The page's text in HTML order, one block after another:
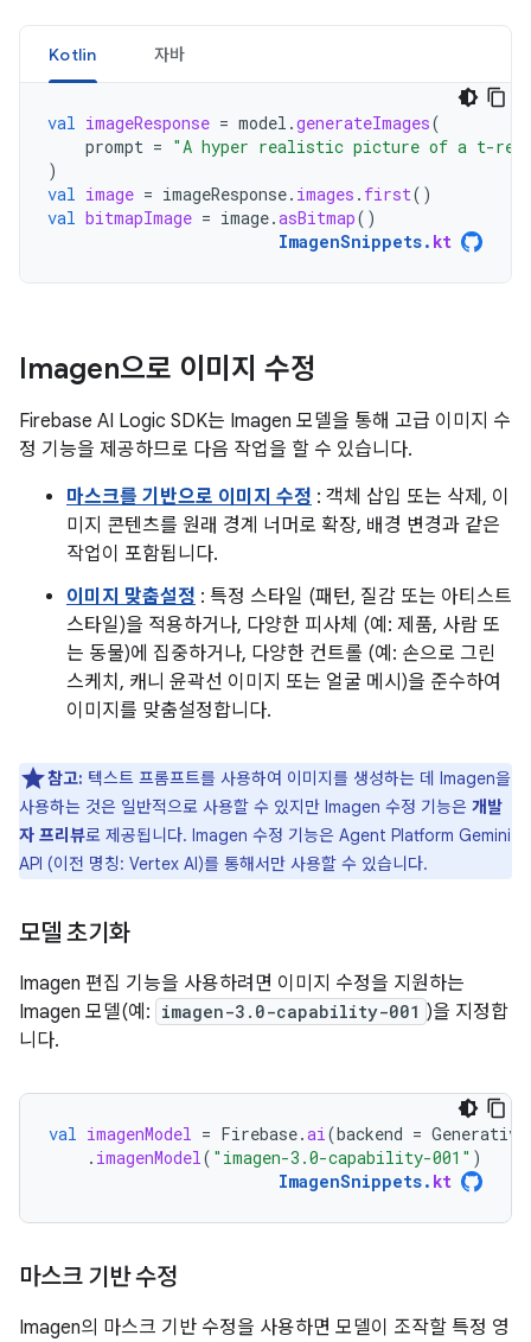
Kotlin 자바
val imageResponse = model .generateImages(
prompt = "A hyper realistic picture of a t-rex
)
val image = imageResponse. images . first()
val bitmapImage = image.asBitmap()
ImagenSnippets. kt
Imagen으로 이미지 수정
Firebase AI Logic SDK는 Imagen 모델을 통해 고급 이미지 수
정 기능을 제공하므로 다음 작업을 할 수 있습니다.
마스크를 기반으로 이미지 수정 : 객체 삽입 또는 삭제, 이
미지 콘텐츠를 원래 경계 너머로 확장, 배경 변경과 같은
작업이 포함됩니다.
이미지 맞춤설정 : 특정 스타일 (패턴, 질감 또는 아티스트
스타일)을 적용하거나, 다양한 피사체 (예: 제품, 사람 또
는 동물)에 집중하거나, 다양한 컨트롤 (예: 손으로 그린
스케치, 캐니 윤곽선 이미지 또는 얼굴 메시)을 준수하여
이미지를 맞춤설정합니다.
참고: 텍스트 프롬프트를 사용하여 이미지를 생성하는 데 Imagen을
사용하는 것은 일반적으로 사용할 수 있지만 Imagen 수정 기능은 개발
자 프리뷰로 제공됩니다. Imagen 수정 기능은 Agent Platform Gemini
API (이전 명칭: Vertex AI)를 통해서만 사용할 수 있습니다.
모델 초기화
Imagen 편집 기능을 사용하려면 이미지 수정을 지원하는
Imagen 모델(예: imagen-3.0-capability-001 )을 지정합
니다.
val imagenModel = Firebase.ai(backend =
. imagenModel( "imagen-3.0-capability-001" )
ImagenSnippets. kt
마스크 기반 수정
Imagen의 마스크 기반 수정을 사용하면 모델이 조작할 특정 영